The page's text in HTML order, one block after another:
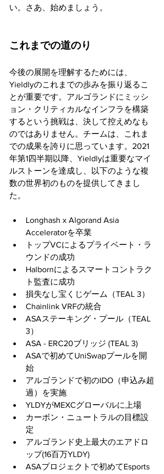
い。さあ、始めましょう。
これまでの道のり
今後の展開を理解するためには、
Yieldlyのこれまでの歩みを振り返るこ
とが重要です。アルゴランドにミッシ
ョン・クリティカルなインフラを構築
するという挑戦は、決して控えめなも
のではありません。チームは、これま
での成果を誇りに思っています。2021
年第1四半期以降、Yieldlyは重要なマイ
ルストーンを達成し、以下のような複
数の世界初のものを提供してきまし
た。
Longhash x Algorand Asia
Acceleratorを卒業
トップVCによるプライベート・ラ
ウンドの成功
Halbornによるスマートコントラク
ト監査に成功
損失なし宝くじゲーム（TEAL 3）
Chainlink VRFの統合
ASAステーキング・プール（TEAL
3）
ASA - ERC20ブリッジ (TEAL 3)
ASAで初めてUniSwapプールを開
始
アルゴランドで初のIDO（申込み超
過）を実施
YLDYがMEXCグローバルに上場
カーボン・ニュートラルの目標設
定
アルゴランド史上最大のエアドロ
ップ(16百万YLDY)
ASAプロジェクトで初めてEsports